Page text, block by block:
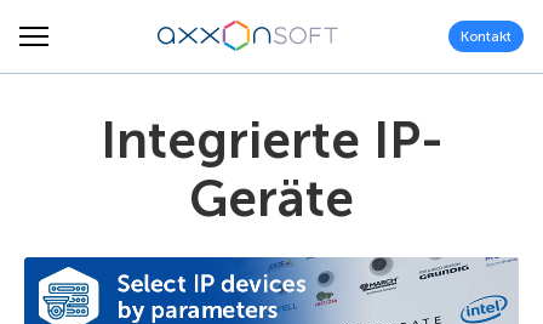
Kontakt
Integrierte IP-
Geräte